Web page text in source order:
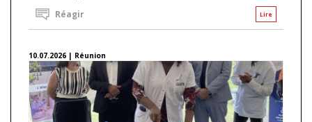
Lire
Réagir
10.07.2026 | Réunion